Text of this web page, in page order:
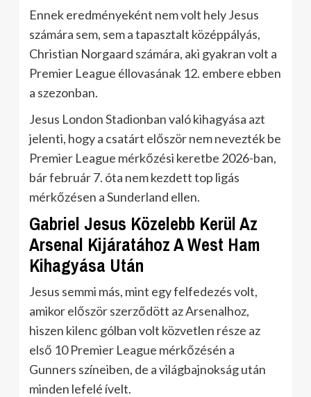
Ennek eredményeként nem volt hely Jesus
számára sem, sem a tapasztalt középpályás,
Christian Norgaard számára, aki gyakran volt a
Premier League éllovasának 12. embere ebben
a szezonban.
Jesus London Stadionban való kihagyása azt
jelenti, hogy a csatárt először nem nevezték be
Premier League mérkőzési keretbe 2026-ban,
bár február 7. óta nem kezdett top ligás
mérkőzésen a Sunderland ellen.
Gabriel Jesus Közelebb Kerül Az
Arsenal Kijáratához A West Ham
Kihagyása Után
Jesus semmi más, mint egy felfedezés volt,
amikor először szerződött az Arsenalhoz,
hiszen kilenc gólban volt közvetlen része az
első 10 Premier League mérkőzésén a
Gunners színeiben, de a világbajnokság után
minden lefelé ívelt.